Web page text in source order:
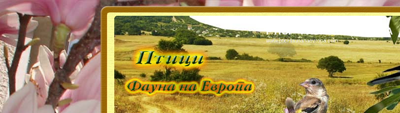
PTICI - FAUNA NA EVROPA
www.ptici-faunanaevropa.com